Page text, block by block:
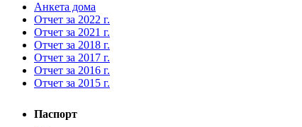
Анкета дома
Отчет за 2022 г.
Отчет за 2021 г.
Отчет за 2018 г.
Отчет за 2017 г.
Отчет за 2016 г.
Отчет за 2015 г.
Паспорт